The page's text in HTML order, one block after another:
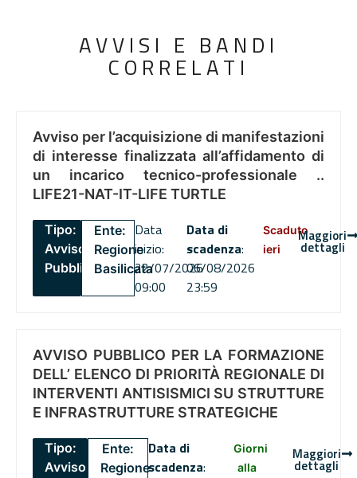
AVVISI E BANDI
CORRELATI
Avviso per l’acquisizione di manifestazioni
di interesse finalizzata all’affidamento di
un incarico tecnico-professionale ..
LIFE21-NAT-IT-LIFE TURTLE
Tipo:
Avviso
Pubblico
Ente:
Regione
Basilicata
Data
inizio:
22/07/2026
09:00
Data di
scadenza:
06/08/2026
23:59
Scaduto
ieri
Maggiori
dettagli
AVVISO PUBBLICO PER LA FORMAZIONE
DELL’ ELENCO DI PRIORITÀ REGIONALE DI
INTERVENTI ANTISISMICI SU STRUTTURE
E INFRASTRUTTURE STRATEGICHE
Tipo:
Avviso
Ente:
Regione
Data di
scadenza:
Giorni
alla
Maggiori
dettagli